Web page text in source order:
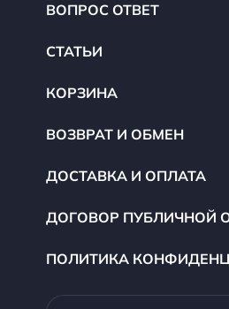
ВОПРОС ОТВЕТ
СТАТЬИ
КОРЗИНА
ВОЗВРАТ И ОБМЕН
ДОСТАВКА И ОПЛАТА
ДОГОВОР ПУБЛИЧНОЙ
ПОЛИТИКА